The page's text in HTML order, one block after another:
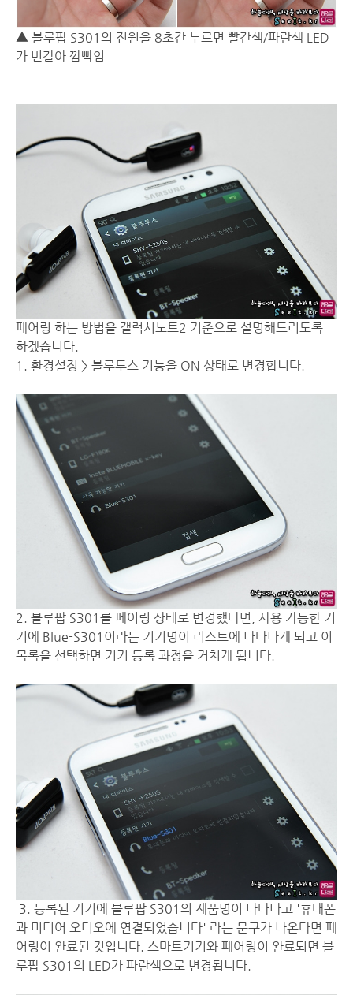
▲ 블루팝 S301의 전원을 8초간 누르면 빨간색/파란색 LED
가 번갈아 깜빡임
페어링 하는 방법을 갤럭시노트2 기준으로 설명해드리도록
하겠습니다.
1. 환경설정 > 블루투스 기능을 ON 상태로 변경합니다.
2. 블루팝 S301를 페어링 상태로 변경했다면, 사용 가능한 기
기에 Blue-S301이라는 기기명이 리스트에 나타나게 되고 이
목록을 선택하면 기기 등록 과정을 거치게 됩니다.
3. 등록된 기기에 블루팝 S301의 제품명이 나타나고 '휴대폰
과 미디어 오디오에 연결되었습니다' 라는 문구가 나온다면 페
어링이 완료된 것입니다. 스마트기기와 페어링이 완료되면 블
루팝 S301의 LED가 파란색으로 변경됩니다.